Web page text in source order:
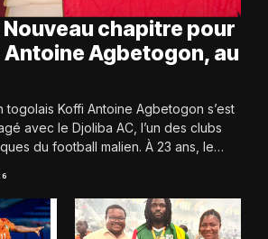
chapitre pour
Antoine Agbetogon, au
togolais Koffi Antoine Agbetogon s’est
avec le Djoliba AC, l’un des clubs
du football malien. À 23 ans, le